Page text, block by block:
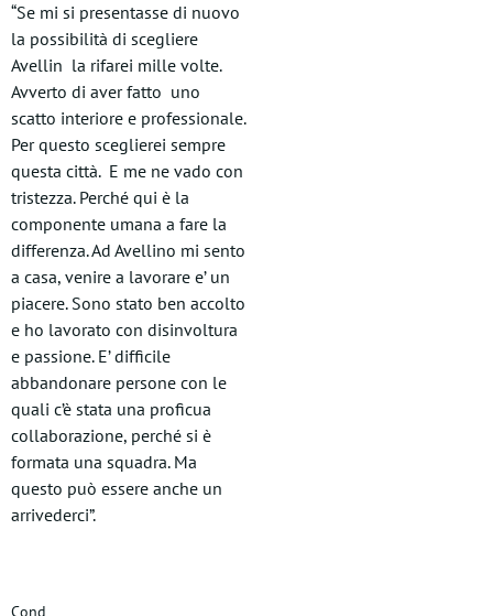
“Se mi si presentasse di nuovo
la possibilità di scegliere
Avellin la rifarei mille volte.
Avverto di aver fatto uno
scatto interiore e professionale.
Per questo sceglierei sempre
questa città. E me ne vado con
tristezza. Perché qui è la
componente umana a fare la
differenza. Ad Avellino mi sento
a casa, venire a lavorare e’ un
piacere. Sono stato ben accolto
e ho lavorato con disinvoltura
e passione. E’ difficile
abbandonare persone con le
quali c’è stata una proficua
collaborazione, perché si è
formata una squadra. Ma
questo può essere anche un
arrivederci”.
Cond